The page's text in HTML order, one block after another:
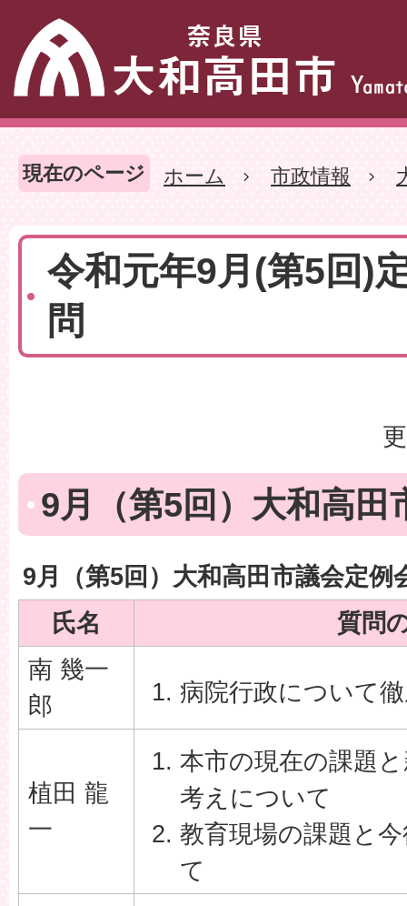
現在のページ ホーム 市政情報
令和元年9月(第5回)
問
9月（第5回）大和高田
9月（第5回）大和高田市議会定例
氏名
質問
南 幾一
郎
病院行政について
植田 龍
一
本市の現在の課題
考えについて
教育現場の課題と
て